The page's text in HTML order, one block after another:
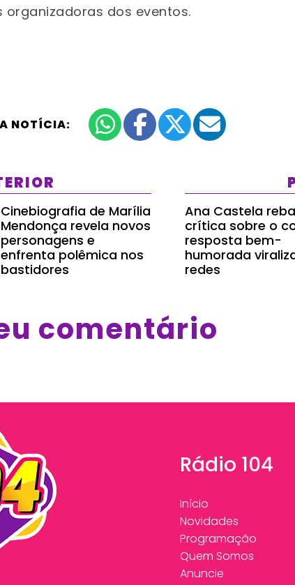
organizadoras dos eventos.
NOTÍCIA:
Cinebiografia de Marília
Mendonça revela novos
personagens e
enfrenta polêmica nos
bastidores
Ana Castela
crítica sobre o
resposta bem-
humorada
redes
comentário
Rádio 104
Início
Novidades
Programação
Quem Somos
Anuncie